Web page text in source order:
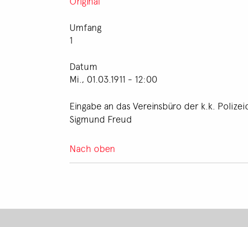
Umfang
1
Datum
Mi., 01.03.1911 - 12:00
Eingabe an das Vereinsbüro der k.k.
Sigmund Freud
Nach oben